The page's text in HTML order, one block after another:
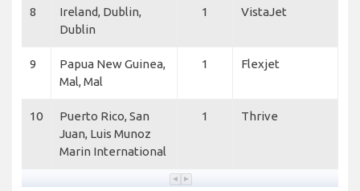
8
Ireland, Dublin,
Dublin
1 VistaJet
9
Papua New Guinea,
Mal, Mal
1 Flexjet
10
Puerto Rico, San
Juan, Luis Munoz
Marin International
1 Thrive